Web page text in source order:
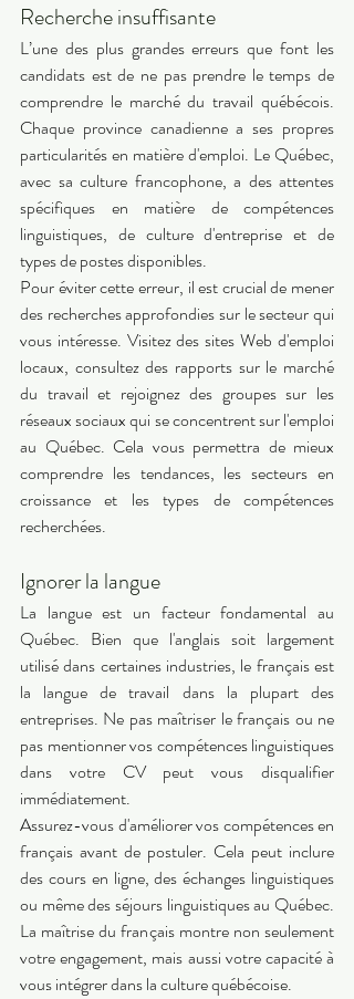
Recherche insuffisante
L’une des plus grandes erreurs que font les
candidats est de ne pas prendre le temps de
comprendre le marché du travail québécois.
Chaque province canadienne a ses propres
particularités en matière d'emploi. Le Québec,
avec sa culture francophone, a des attentes
spécifiques en matière de compétences
linguistiques, de culture d'entreprise et de
types de postes disponibles.
Pour éviter cette erreur, il est crucial de mener
des recherches approfondies sur le secteur qui
vous intéresse. Visitez des sites Web d'emploi
locaux, consultez des rapports sur le marché
du travail et rejoignez des groupes sur les
réseaux sociaux qui se concentrent sur l'emploi
au Québec. Cela vous permettra de mieux
comprendre les tendances, les secteurs en
croissance et les types de compétences
recherchées.
Ignorer la langue
La langue est un facteur fondamental au
Québec. Bien que l'anglais soit largement
utilisé dans certaines industries, le français est
la langue de travail dans la plupart des
entreprises. Ne pas maîtriser le français ou ne
pas mentionner vos compétences linguistiques
dans votre CV peut vous disqualifier
immédiatement.
Assurez-vous d'améliorer vos compétences en
français avant de postuler. Cela peut inclure
des cours en ligne, des échanges linguistiques
ou même des séjours linguistiques au Québec.
La maîtrise du français montre non seulement
votre engagement, mais aussi votre capacité à
vous intégrer dans la culture québécoise.